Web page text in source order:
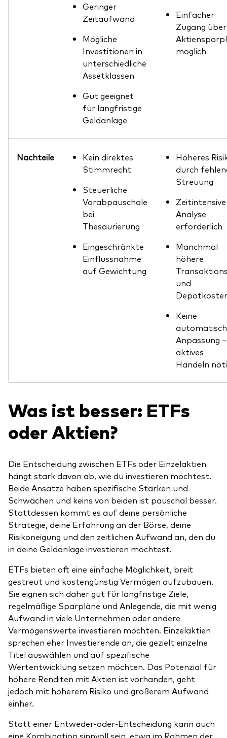
Geringer
Zeitaufwand
Mögliche
Investitionen in
unterschiedliche
Assetklassen
Gut geeignet
für langfristige
Geldanlage
Einfacher
Zugang über
möglich
Nachteile
Kein direktes
Stimmrecht
Steuerliche
Vorabpauschale
bei
Thesaurierung
Eingeschränkte
Einflussnahme
auf Gewichtung
Höheres
durch
Streuung
Zeitintensive
Analyse
erforderlich
Manchmal
höhere
und
Keine
Anpassung –
aktives
Handeln
Was ist besser: ETFs
oder Aktien?
Die Entscheidung zwischen ETFs oder Einzelaktien
hängt stark davon ab, wie du investieren möchtest.
Beide Ansätze haben spezifische Stärken und
Schwächen und keins von beiden ist pauschal besser.
Stattdessen kommt es auf deine persönliche
Strategie, deine Erfahrung an der Börse, deine
Risikoneigung und den zeitlichen Aufwand an, den du
in deine Geldanlage investieren möchtest.
ETFs bieten oft eine einfache Möglichkeit, breit
gestreut und kostengünstig Vermögen aufzubauen.
Sie eignen sich daher gut für langfristige Ziele,
regelmäßige Sparpläne und Anlegende, die mit wenig
Aufwand in viele Unternehmen oder andere
Vermögenswerte investieren möchten. Einzelaktien
sprechen eher Investierende an, die gezielt einzelne
Titel auswählen und auf spezifische
Wertentwicklung setzen möchten. Das Potenzial für
höhere Renditen mit Aktien ist vorhanden, geht
jedoch mit höherem Risiko und größerem Aufwand
einher.
Statt einer Entweder-oder-Entscheidung kann auch
eine Kombination sinnvoll sein, etwa im Rahmen der